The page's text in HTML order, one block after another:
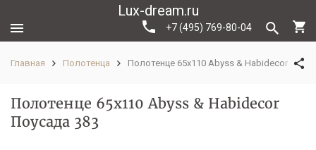
Lux-dream.ru
+7 (495) 769-80-04
Главная Полотенца Полотенце 65х110 Abyss & Habidecor
Полотенце 65х110 Abyss & Habidecor
Поусада 383